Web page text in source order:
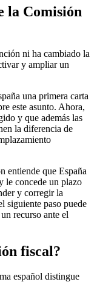
la Comisión
ni ha cambiado la
y ampliar un
una primera carta
este asunto. Ahora,
y que además las
la diferencia de
entiende que España
le concede un plazo
y corregir la
siguiente paso puede
recurso ante el
fiscal?
español distingue